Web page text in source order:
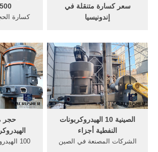
500 في الهند
كسارة
سعر
كسارة
سعر كسارة متنقلة في
إندونيسيا
اندونيسيا مصنع خلط الأسفلت.
200 الهيدروكربونات النفطية
manufacure محطة كسارة
الحجر في الصين و 200
الهيدروكربونات النفطية معالجة
الحصى 1940٪ 27٪ 27S أمبير٪
3B1950٪ 27
100
الصينية 10 الهيدروكربونات
النفطية أجزاء
الشركات المصنعة في الصين